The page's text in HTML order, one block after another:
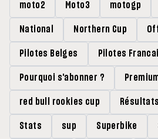
moto2 Moto3 motogp
National Northern Cup
Pilotes Belges Pilotes
Pourquoi s'abonner ?
red bull rookies cup Résultats
Stats sup Superbike